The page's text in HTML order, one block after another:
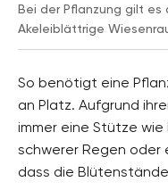
Bei der Pflanzung gilt
Akeleiblättrige
So benötigt eine
an Platz. Aufgrund
immer eine Stütze
schwerer Regen oder
dass die